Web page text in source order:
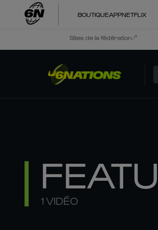
BOUTIQUEAPPNETFLIX
Sites de la fédération
1 VIDÉO